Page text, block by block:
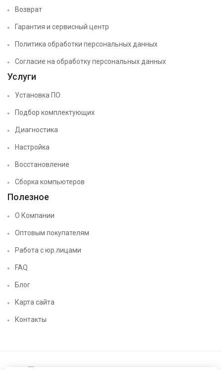
Возврат
Гарантия и сервисный центр
Политика обработки персональных данных
Согласие на обработку персональных данных
Услуги
Установка ПО
Подбор комплектующих
Диагностика
Настройка
Восстановление
Сборка компьютеров
Полезное
О Компании
Оптовым покупателям
Работа с юр.лицами
FAQ
Блог
Карта сайта
Контакты